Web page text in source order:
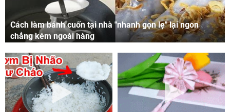
Cách làm bánh cuốn tại nhà "nhanh gọn lẹ" lại ngon
chẳng kém ngoài hàng